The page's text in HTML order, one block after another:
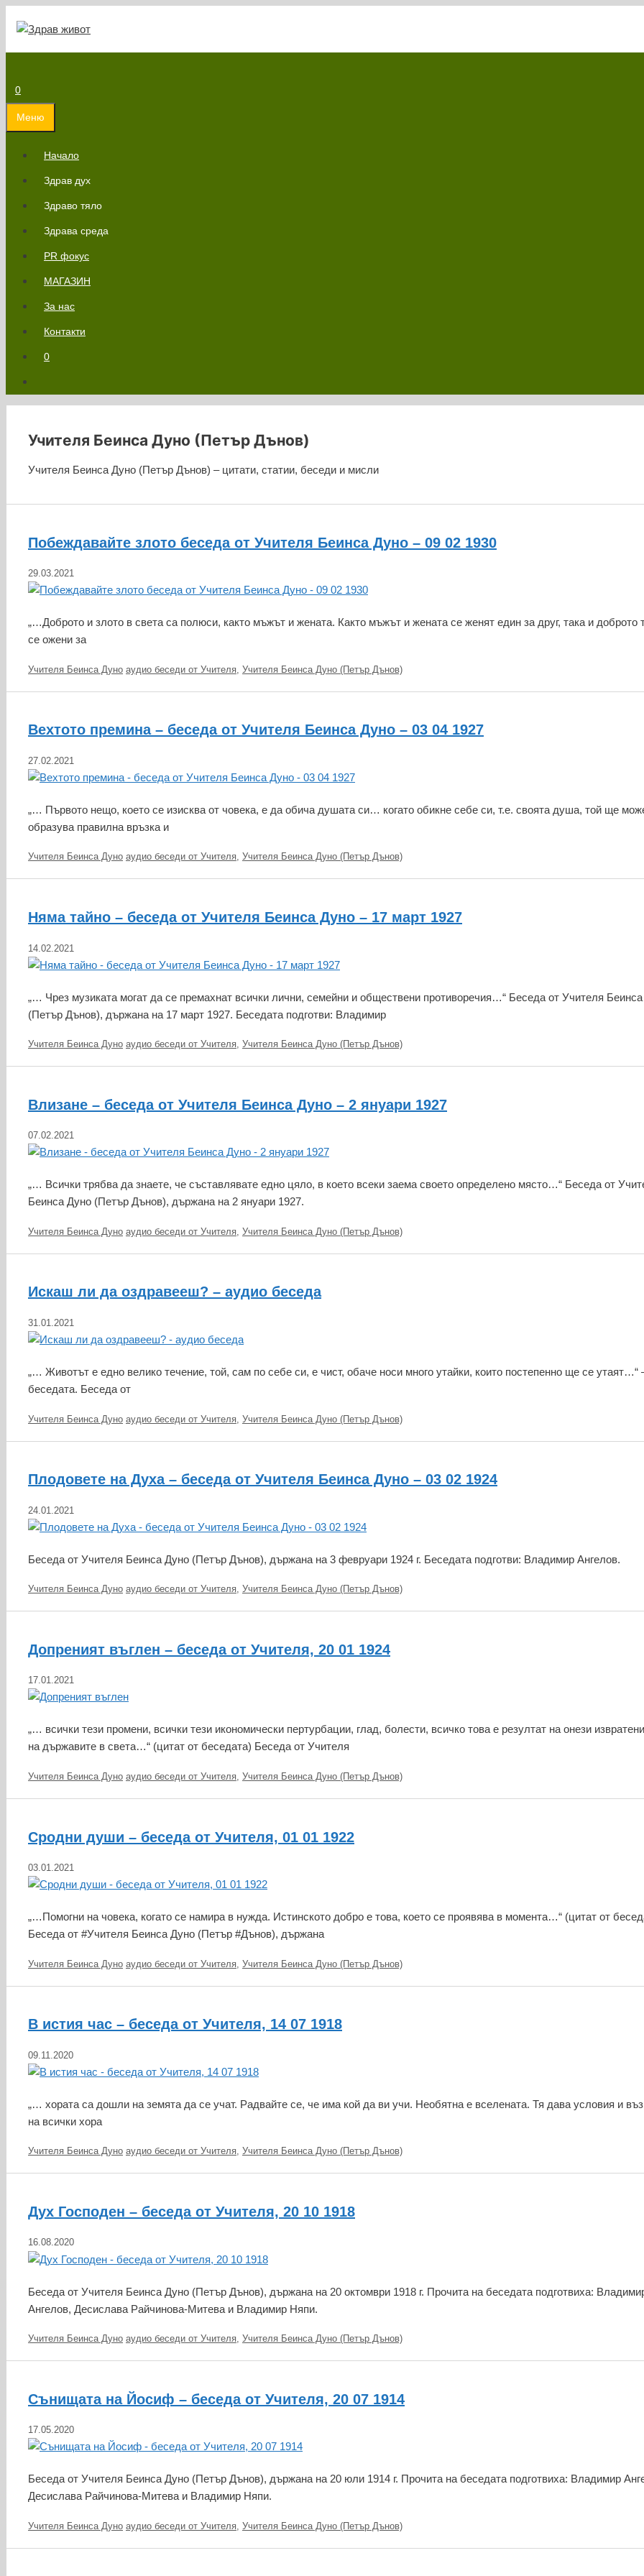
съдържанието
0
Меню
Начало
Здрав дух
Здраво тяло
Здрава среда
PR фокус
МАГАЗИН
За нас
Контакти
0
Учителя Беинса Дуно (Петър Дънов)
Учителя Беинса Дуно (Петър Дънов) – цитати, статии, беседи и мисли
Побеждавайте злото беседа от Учителя Беинса Дуно – 09 02 1930
29.03.2021
„…Доброто и злото в света са полюси, както мъжът и жената. Както мъжът и жената се женят един за друг, така и доброто
се ожени за
Категории
Учителя Беинса Дуно Етикети
аудио беседи от Учителя Учителя Беинса Дуно (Петър Дънов)
Вехтото премина – беседа от Учителя Беинса Дуно – 03 04 1927
27.02.2021
„… Първото нещо, което се изисква от човека, е да обича душата си… когато обикне себе си, т.е. своята душа, той ще
образува правилна връзка и
Категории
Учителя Беинса Дуно Етикети
аудио беседи от Учителя, Учителя Беинса Дуно (Петър Дънов)
Няма тайно – беседа от Учителя Беинса Дуно – 17 март 1927
14.02.2021
„… Чрез музиката могат да се премахнат всички лични, семейни и обществени противоречия…“ Беседа от Учителя
(Петър Дънов), държана на 17 март 1927. Беседата подготви: Владимир
Категории
Учителя Беинса Дуно Етикети
аудио беседи от Учителя, Учителя Беинса Дуно (Петър Дънов)
Влизане – беседа от Учителя Беинса Дуно – 2 януари 1927
07.02.2021
„… Всички трябва да знаете, че съставлявате едно цяло, в което всеки заема своето определено място…“ Беседа от
Беинса Дуно (Петър Дънов), държана на 2 януари 1927.
Категории
Учителя Беинса Дуно Етикети
аудио беседи от Учителя Учителя Беинса Дуно (Петър Дънов)
Искаш ли да оздравееш? – аудио беседа
31.01.2021
„… Животът е едно велико течение, той, сам по себе си, е чист, обаче носи много утайки, които постепенно ще се утаят…“
беседата. Беседа от
Категории
Учителя Беинса Дуно Етикети
аудио беседи от Учителя Учителя Беинса Дуно (Петър Дънов)
Плодовете на Духа – беседа от Учителя Беинса Дуно – 03 02 1924
24.01.2021
Беседа от Учителя Беинса Дуно (Петър Дънов), държана на 3 февруари 1924 г. Беседата подготви: Владимир Ангелов.
Категории
Учителя Беинса Дуно Етикети
аудио беседи от Учителя, Учителя Беинса Дуно (Петър Дънов)
Допреният въглен – беседа от Учителя, 20 01 1924
17.01.2021
„… всички тези промени, всички тези икономически пертурбации, глад, болести, всичко това е резултат на онези
на държавите в света…“ (цитат от беседата) Беседа от Учителя
Категории
Учителя Беинса Дуно Етикети
аудио беседи от Учителя Учителя Беинса Дуно (Петър Дънов)
Сродни души – беседа от Учителя, 01 01 1922
03.01.2021
„…Помогни на човека, когато се намира в нужда. Истинското добро е това, което се проявява в момента…“ (цитат от
Беседа от #Учителя Беинса Дуно (Петър #Дънов), държана
Категории
Учителя Беинса Дуно Етикети
аудио беседи от Учителя Учителя Беинса Дуно (Петър Дънов)
В истия час – беседа от Учителя, 14 07 1918
09.11.2020
„… хората са дошли на земята да се учат. Радвайте се, че има кой да ви учи. Необятна е вселената. Тя дава условия и
на всички хора
Категории
Учителя Беинса Дуно Етикети
аудио беседи от Учителя, Учителя Беинса Дуно (Петър Дънов)
Дух Господен – беседа от Учителя, 20 10 1918
16.08.2020
Беседа от Учителя Беинса Дуно (Петър Дънов), държана на 20 октомври 1918 г. Прочита на беседата подготвиха:
Ангелов, Десислава Райчинова-Митева и Владимир Няпи.
Категории
Учителя Беинса Дуно Етикети
аудио беседи от Учителя Учителя Беинса Дуно (Петър Дънов)
Сънищата на Йосиф – беседа от Учителя, 20 07 1914
17.05.2020
Беседа от Учителя Беинса Дуно (Петър Дънов), държана на 20 юли 1914 г. Прочита на беседата подготвиха: Владимир
Десислава Райчинова-Митева и Владимир Няпи.
Категории
Учителя Беинса Дуно Етикети
аудио беседи от Учителя Учителя Беинса Дуно (Петър Дънов)